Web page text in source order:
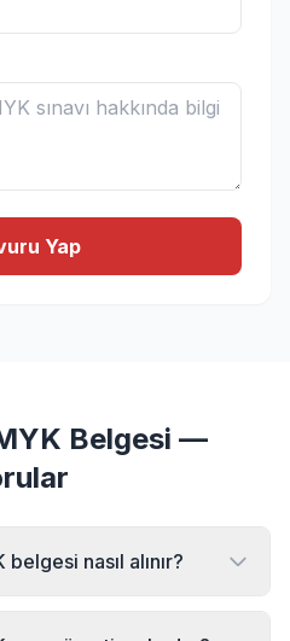
Yap
Belgesi —
nasıl alınır?
belgesi almak için MYK
Online başvuru formu